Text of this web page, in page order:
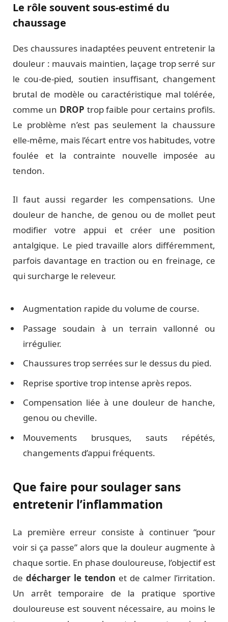
Le rôle souvent sous-estimé du
chaussage
Des chaussures inadaptées peuvent entretenir la
douleur : mauvais maintien, laçage trop serré sur
le cou-de-pied, soutien insuffisant, changement
brutal de modèle ou caractéristique mal tolérée,
comme un DROP trop faible pour certains profils.
Le problème n’est pas seulement la chaussure
elle-même, mais l’écart entre vos habitudes, votre
foulée et la contrainte nouvelle imposée au
tendon.
Il faut aussi regarder les compensations. Une
douleur de hanche, de genou ou de mollet peut
modifier votre appui et créer une position
antalgique. Le pied travaille alors différemment,
parfois davantage en traction ou en freinage, ce
qui surcharge le releveur.
Augmentation rapide du volume de course.
Passage soudain à un terrain vallonné ou
irrégulier.
Chaussures trop serrées sur le dessus du pied.
Reprise sportive trop intense après repos.
Compensation liée à une douleur de hanche,
genou ou cheville.
Mouvements brusques, sauts répétés,
changements d’appui fréquents.
Que faire pour soulager sans
entretenir l’inflammation
La première erreur consiste à continuer “pour
voir si ça passe” alors que la douleur augmente à
chaque sortie. En phase douloureuse, l’objectif est
de décharger le tendon et de calmer l’irritation.
Un arrêt temporaire de la pratique sportive
douloureuse est souvent nécessaire, au moins le